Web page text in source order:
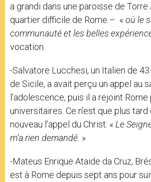
a grandi dans une paroisse de Torre
quartier difficile de Rome – « où le
communauté et les belles
vocation.
-Salvatore Lucchesi, un Italien de
de Sicile, a avait perçu un appel au
l’adolescence, puis il a rejoint
universitaires. Ce n’est que plus tard
nouveau l’appel du Christ: « Le
m’a rien demandé. »
-Mateus Enrique Ataide da Cruz,
est à Rome depuis sept ans pour